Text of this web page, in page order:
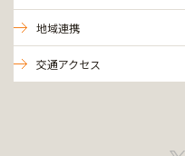
地域連携
交通アクセス